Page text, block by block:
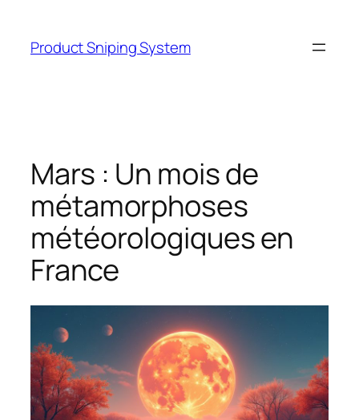
content
Product Sniping System
Mars : Un mois de
métamorphoses
météorologiques en
France